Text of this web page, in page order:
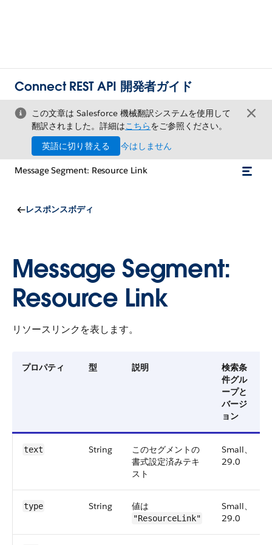
Connect REST API 開発者ガイド
この文章は Salesforce 機械翻訳システムを使用して
翻訳されました。詳細はこちらをご参照ください。
英語に切り替える
今はしません
Message Segment: Resource Link
レスポンスボディ
Message Segment:
Resource Link
リソースリンクを表します。
プロパティ 型 説明
検索条
件グル
ープと
バージ
ョン
text String
このセグメントの
書式設定済みテキ
スト
Small、
29.0
type String 値は
"ResourceLink"
Small、
29.0